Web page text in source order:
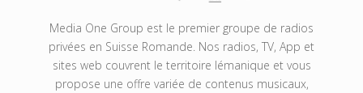
Media One Group est le premier groupe de radios
privées en Suisse Romande. Nos radios, TV, App et
sites web couvrent le territoire lémanique et vous
propose une offre variée de contenus musicaux,